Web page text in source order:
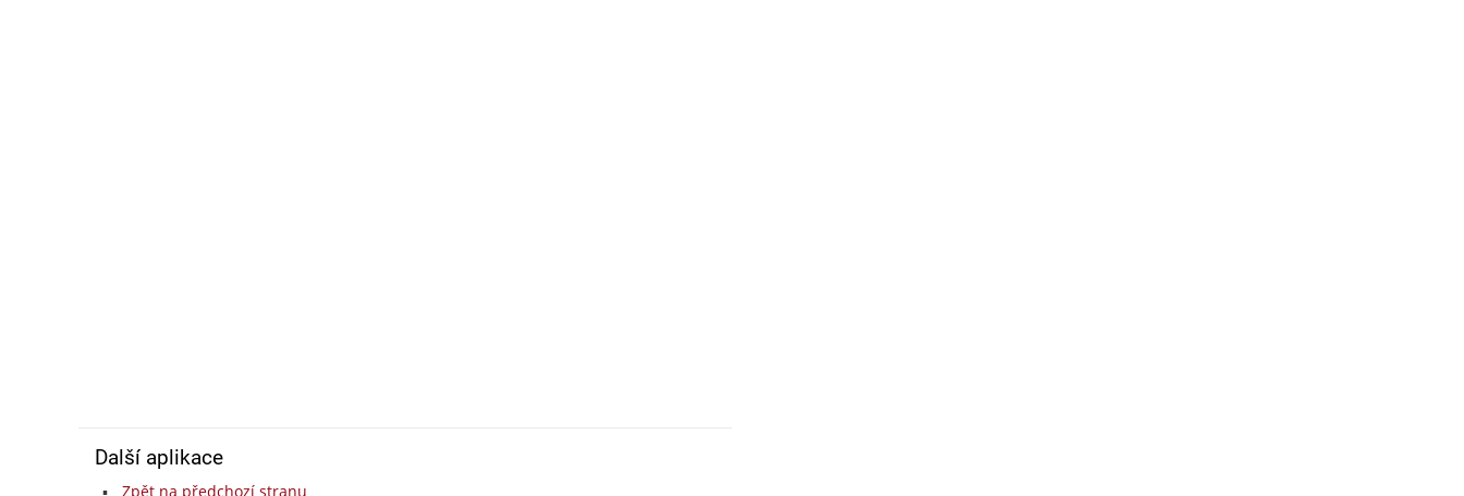
Další aplikace
Zpět na předchozí stranu